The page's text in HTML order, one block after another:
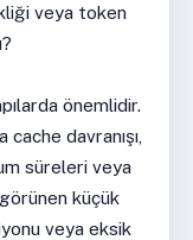
veya token
önemlidir.
davranışı,
süreleri veya
küçük
veya eksik